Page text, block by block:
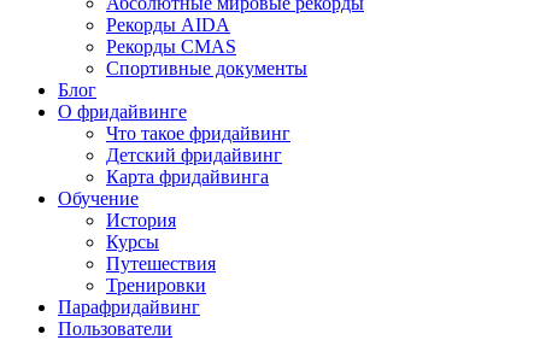
Рекорды AIDA
Рекорды CMAS
Спортивные документы
Блог
О фридайвинге
Что такое фридайвинг
Детский фридайвинг
Карта фридайвинга
Обучение
История
Курсы
Путешествия
Тренировки
Парафридайвинг
Пользователи